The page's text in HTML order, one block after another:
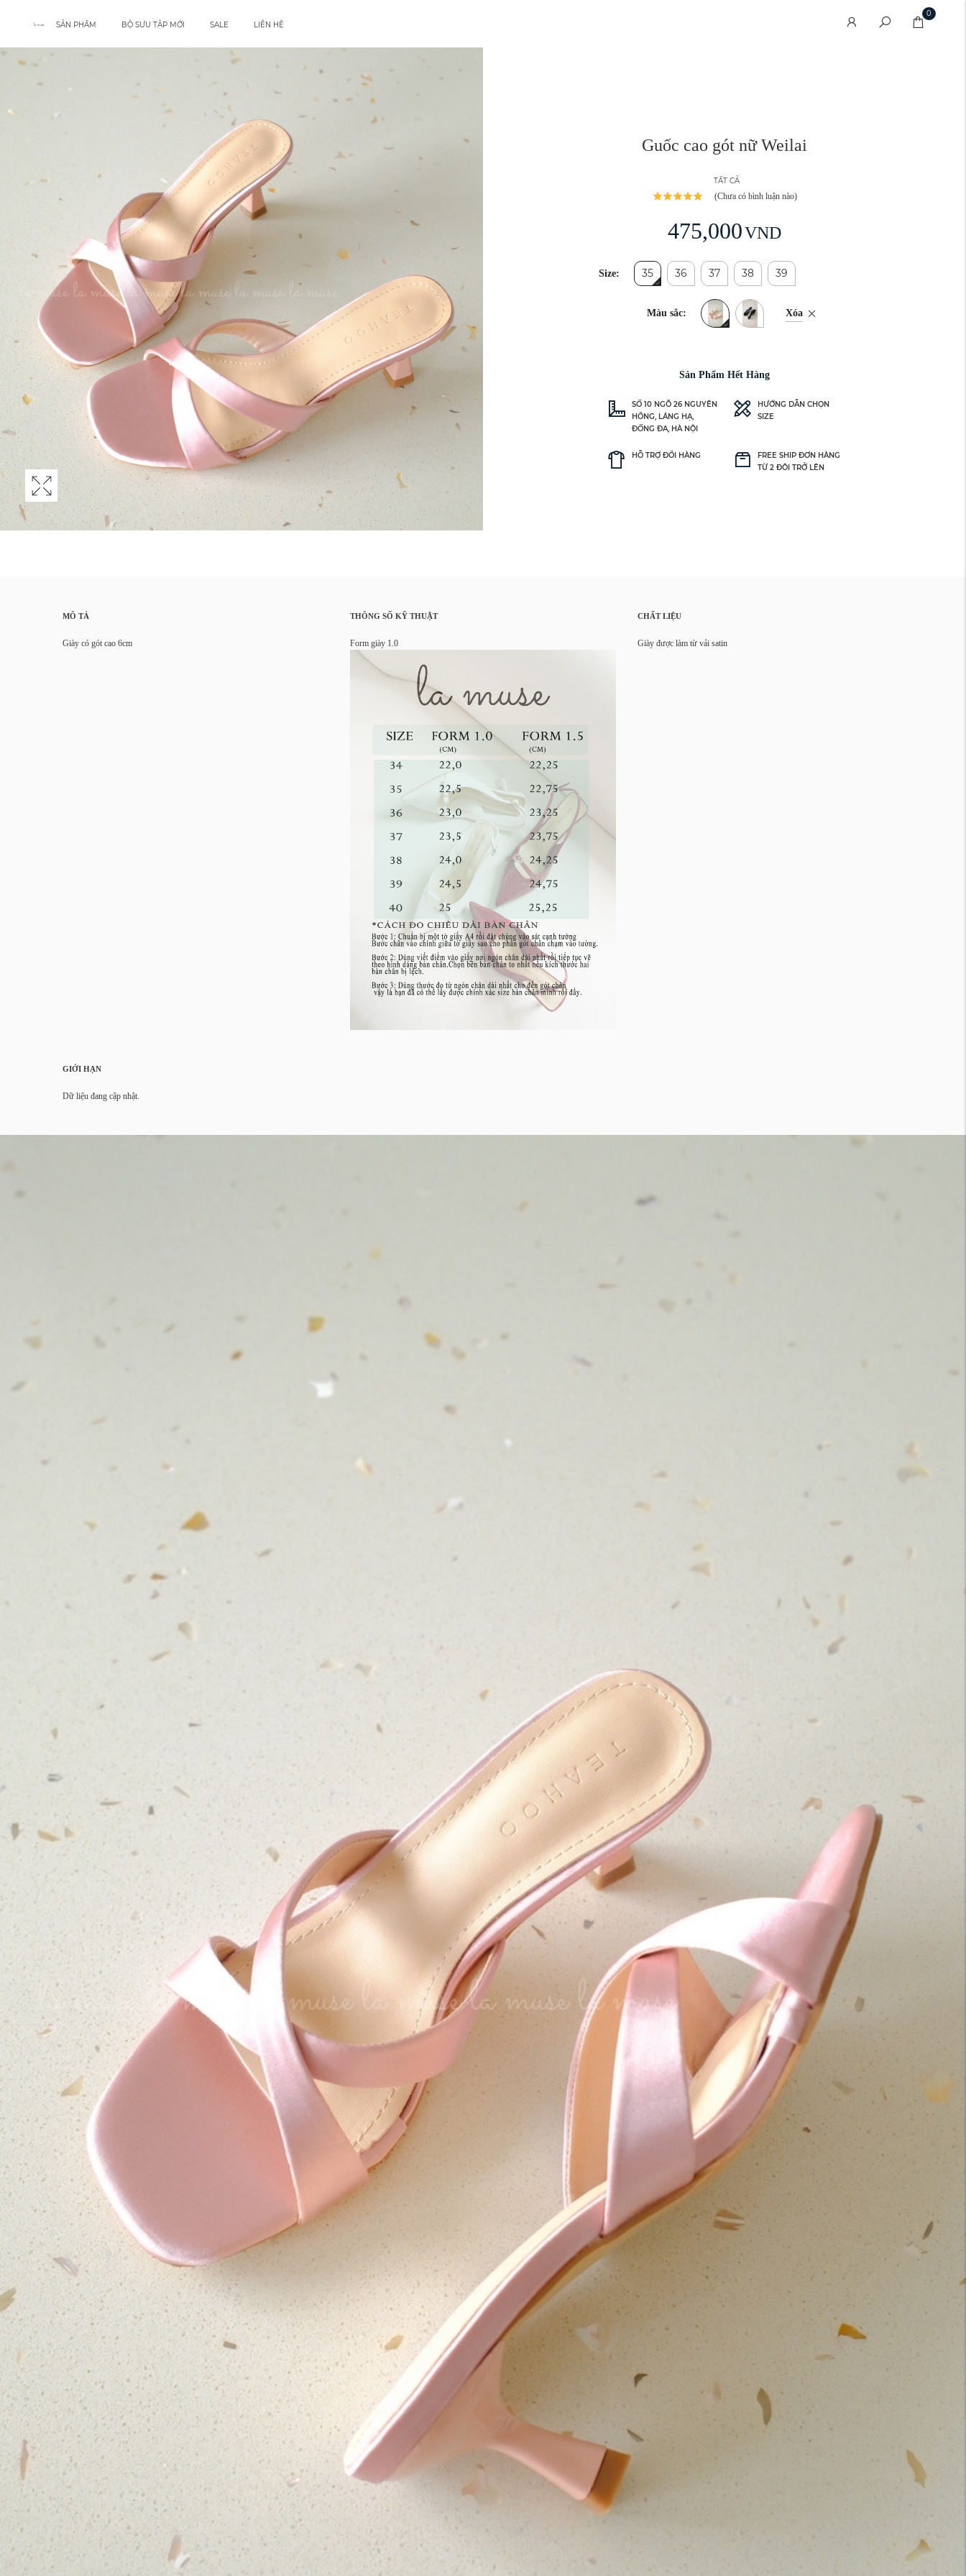
SẢN PHẨM BỘ SƯU TẬP MỚI SALE LIÊN HỆ
0
Guốc cao gót nữ Weilai
TẤT CẢ
(Chưa có bình luận nào)
475,000VND
Size: 35 36 37 38 39
Màu sắc: Xóa
Sản Phẩm Hết Hàng
SỐ 10 NGÕ 26 NGUYÊN
HỒNG, LÁNG HẠ,
ĐỐNG ĐA, HÀ NỘI
HƯỚNG DẪN CHỌN
SIZE
HỖ TRỢ ĐỔI HÀNG
FREE SHIP ĐƠN HÀNG
TỪ 2 ĐÔI TRỞ LÊN
MÔ TẢ
Giày có gót cao 6cm
THÔNG SỐ KỸ THUẬT
Form giày 1.0
CHẤT LIỆU
Giày được làm từ vải satin
GIỚI HẠN
Dữ liệu đang cập nhật.